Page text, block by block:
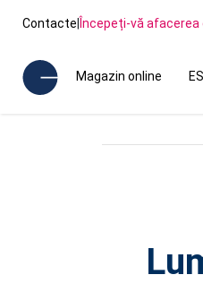
Contacte|Începeți-vă afacerea
Magazin online